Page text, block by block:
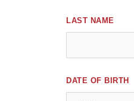
LAST NAME
DATE OF BIRTH